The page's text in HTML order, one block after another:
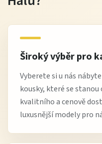
Široký výběr pro
Vyberete si u nás
kousky, které se
kvalitního a cenově
luxusnější modely pro